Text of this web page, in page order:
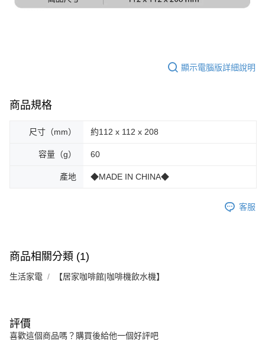
顯示電腦版詳細說明
商品規格
尺寸（mm） 約112 x 112 x 208
容量（g） 60
產地 ◆MADE IN CHINA◆
客服
商品相關分類 (1)
生活家電 【居家咖啡館|咖啡機飲水機】
評價
喜歡這個商品嗎？購買後給他一個好評吧